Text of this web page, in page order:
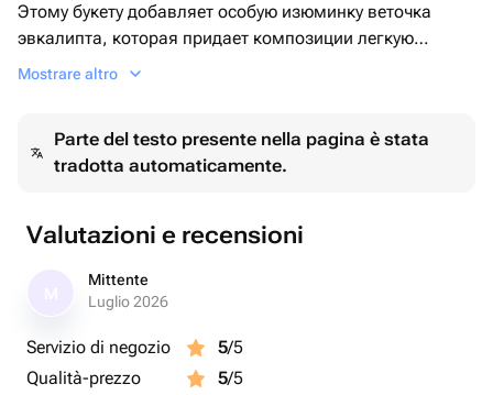
Этому букету добавляет особую изюминку веточка
эвкалипта, которая придает композиции легкую
свежесть и ароматные нотки. А чтобы подарок был еще
Этот букет станет прекрасным подарком для
особенных событий или для того, чтобы просто
К композиции в подарок будет прикреплена
фирменная открытка с вашим текстом.
Mostrare altro
Parte del testo presente nella pagina è stata
tradotta automaticamente.
Valutazioni e recensioni
Mittente
Luglio 2026
Servizio di negozio 5/5
Qualità-prezzo
5/5